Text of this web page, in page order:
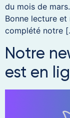
du mois de
Bonne lecture et
complété notre
Notre
est en